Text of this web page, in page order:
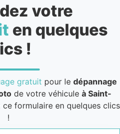
votre
en quelques
!
gratuit pour le dépannage
de votre véhicule à Saint-
ce formulaire en quelques clics
!